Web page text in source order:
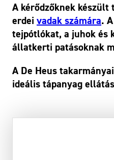
A kérődzőknek
erdei vadak számára.
tejpótlókat, a juhok és
állatkerti patásoknak
A De Heus
ideális tápanyag